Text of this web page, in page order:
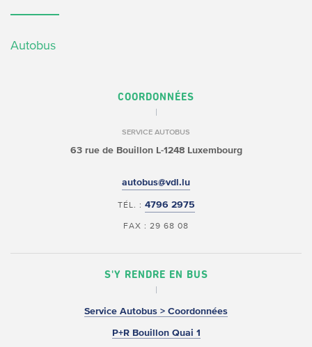
Autobus
COORDONNÉES
SERVICE AUTOBUS
63 rue de BouillonL-1248 Luxembourg
autobus@vdl.lu
TÉL. : 4796 2975
FAX : 29 68 08
S'Y RENDRE EN BUS
Service Autobus > Coordonnées
P+R Bouillon Quai 1